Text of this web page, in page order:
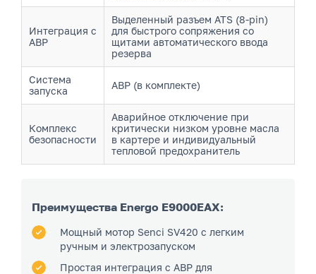
Интеграция с
АВР
Выделенный разъем ATS (8-pin)
для быстрого сопряжения со
щитами автоматического ввода
резерва
Система
запуска
АВР (в комплекте)
Комплекс
безопасности
Аварийное отключение при
критически низком уровне масла
в картере и индивидуальный
тепловой предохранитель
Преимущества Energo E9000EAX:
Мощный мотор Senci SV420 с легким
ручным и электрозапуском
Простая интеграция с АВР для